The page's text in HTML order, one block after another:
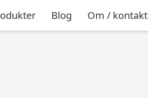
Blog Om / kontakt